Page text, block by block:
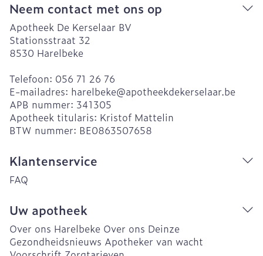
Neem contact met ons op
Apotheek De Kerselaar BV
Stationsstraat 32
8530 Harelbeke
Telefoon: 056 71 26 76
E-mailadres: harelbeke@apotheekdekerselaar.be
APB nummer: 341305
Apotheek titularis: Kristof Mattelin
BTW nummer: BE0863507658
Klantenservice
FAQ
Uw apotheek
Over ons Harelbeke Over ons Deinze
Gezondheidsnieuws Apotheker van wacht